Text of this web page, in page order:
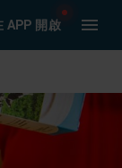
APP 開啟